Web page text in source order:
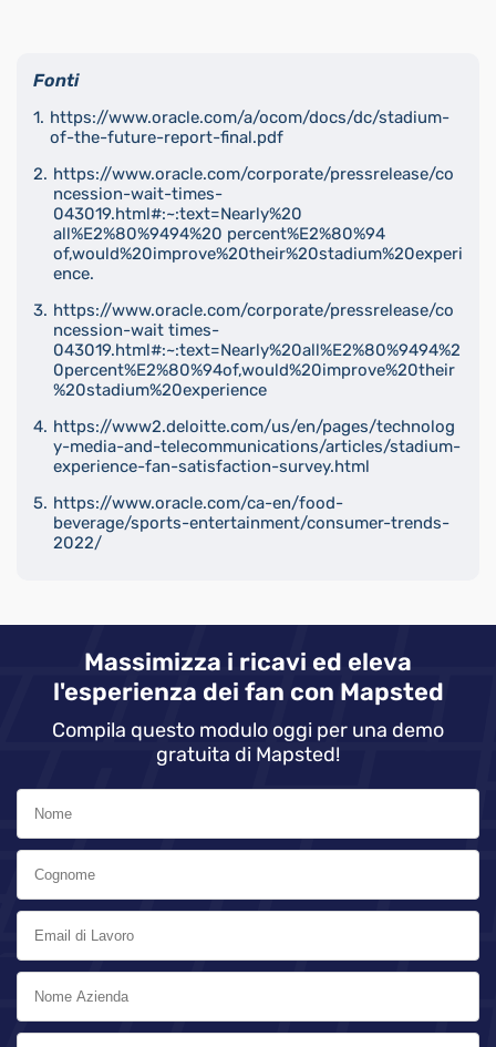
Fonti
https://www.oracle.com/a/ocom/docs/dc/stadium-
of-the-future-report-final.pdf
https://www.oracle.com/corporate/pressrelease/co
ncession-wait-times-
043019.html#:~:text=Nearly%20
all%E2%80%9494%20 percent%E2%80%94
of,would%20improve%20their%20stadium%20experi
ence.
https://www.oracle.com/corporate/pressrelease/co
ncession-wait times-
043019.html#:~:text=Nearly%20all%E2%80%9494%2
0percent%E2%80%94of,would%20improve%20their
%20stadium%20experience
https://www2.deloitte.com/us/en/pages/technolog
y-media-and-telecommunications/articles/stadium-
experience-fan-satisfaction-survey.html
https://www.oracle.com/ca-en/food-
beverage/sports-entertainment/consumer-trends-
2022/
Massimizza i ricavi ed eleva
l'esperienza dei fan con Mapsted
Compila questo modulo oggi per una demo
gratuita di Mapsted!